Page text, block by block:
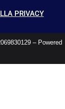
PRIVACY
– Powered